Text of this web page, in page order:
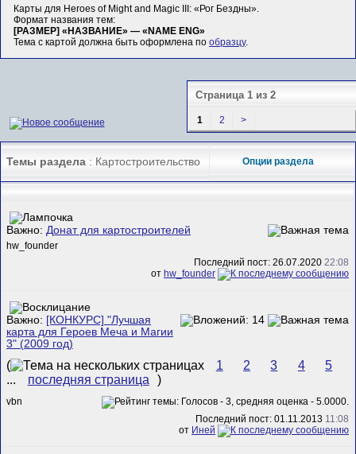
Карты для Heroes of Might and Magic III: «Рог Бездны».
Формат названия тем:
[РАЗМЕР] «НАЗВАНИЕ» — «NAME ENG»
Тема с картой должна быть оформлена по образцу.
Страница 1 из 2
1 2 >
Темы раздела : Картостроительство Опции раздела
Важно: Донат для картостроителей
hw_founder
Последний пост: 26.07.2020 22:08
от hw_founder
Важно: [КОНКУРС] "Лучшая
карта для Героев Меча и Магии
3" (2009 год)
( 1 2 3 4
5
...
последняя страница )
vbn
Последний пост: 01.11.2013 11:08
от Иней